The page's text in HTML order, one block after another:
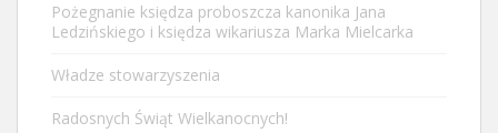
Pożegnanie księdza proboszcza kanonika Jana
Ledzińskiego i księdza wikariusza Marka Mielcarka
Władze stowarzyszenia
Radosnych Świąt Wielkanocnych!